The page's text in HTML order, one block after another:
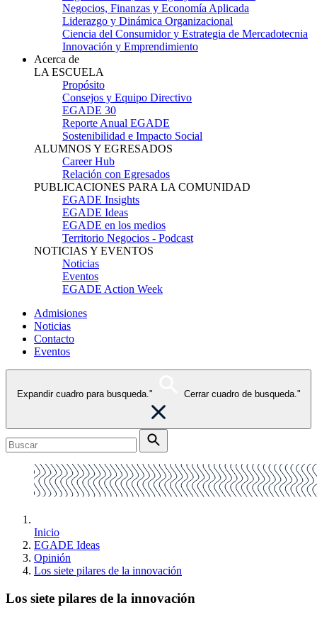
Negocios, Finanzas y Economía Aplicada
Liderazgo y Dinámica Organizacional
Ciencia del Consumidor y Estrategia de Mercadotecnia
Innovación y Emprendimiento
Acerca de
LA ESCUELA
Propósito
Consejos y Equipo Directivo
EGADE 30
Reporte Anual EGADE
Sostenibilidad e Impacto Social
ALUMNOS Y EGRESADOS
Career Hub
Relación con Egresados
PUBLICACIONES PARA LA COMUNIDAD
EGADE Insights
EGADE Ideas
EGADE en los medios
Territorio Negocios - Podcast
NOTICIAS Y EVENTOS
Noticias
Eventos
EGADE Action Week
Admisiones
Noticias
Contacto
Eventos
Expandir cuadro para busqueda." Cerrar cuadro de busqueda."
Inicio
EGADE Ideas
Opinión
Los siete pilares de la innovación
Los siete pilares de la innovación